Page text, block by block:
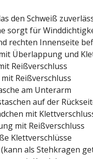
den Schweiß
sorgt für
rechten Innenseite
Überlappung und
Reißverschluss
Reißverschluss
am Unterarm
auf der
mit
mit Reißverschluss
Klettverschlüsse
als Stehkragen